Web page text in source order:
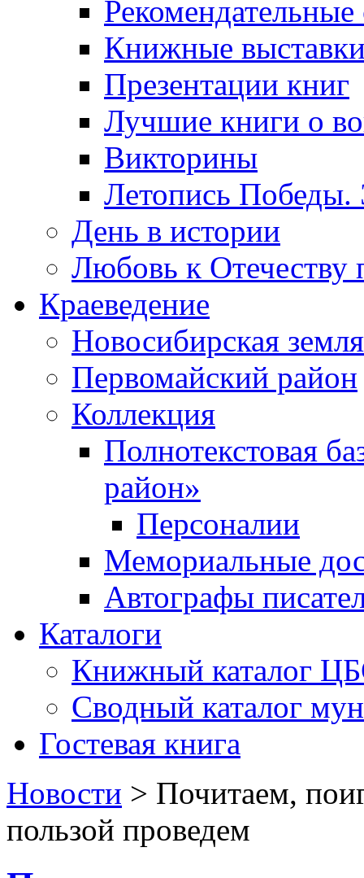
Рекомендательные
Книжные
Презентации книг
Лучшие книги о
Викторины
Летопись Победы.
День в истории
Любовь к Отечеству
Краеведение
Новосибирская земля
Первомайский район
Коллекция
Полнотекстовая
район»
Персоналии
Мемориальные
Автографы
Каталоги
Книжный каталог
Сводный каталог
Гостевая книга
Новости > Почитаем,
пользой проведем